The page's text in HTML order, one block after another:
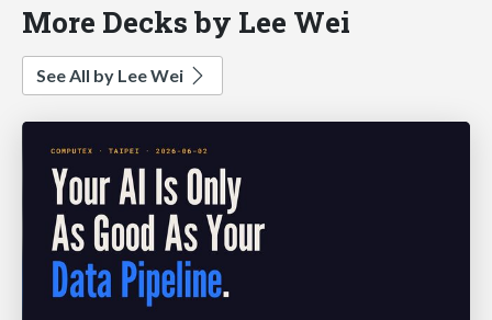
More Decks by Lee Wei
See All by Lee Wei